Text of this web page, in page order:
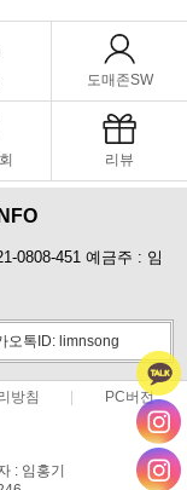
도매존SW
리뷰
0808-451 예금주 : 임
오톡ID: limnsong
방침 PC버전
: 임홍기